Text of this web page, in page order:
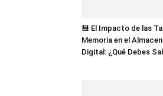
💾 El Impacto de las
Memoria en el
Digital: ¿Qué Debes